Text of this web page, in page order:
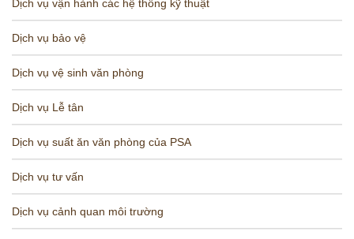
Dịch vụ vận hành các hệ thống kỹ thuật
Dịch vụ bảo vệ
Dịch vụ vệ sinh văn phòng
Dịch vụ Lễ tân
Dịch vụ suất ăn văn phòng của PSA
Dịch vụ tư vấn
Dịch vụ cảnh quan môi trường